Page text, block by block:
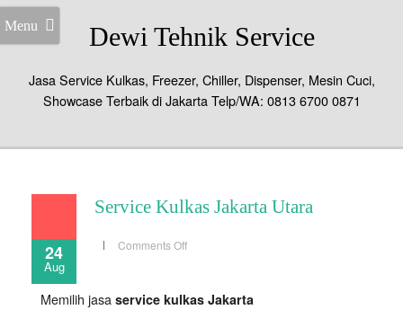
Menu Dewi Tehnik Service
Jasa Service Kulkas, Freezer, Chiller, Dispenser, Mesin Cuci,
Showcase Terbaik di Jakarta Telp/WA: 0813 6700 0871
24
Aug
Service Kulkas Jakarta Utara
Comments Offon
Memilih jasa service kulkas Jakarta